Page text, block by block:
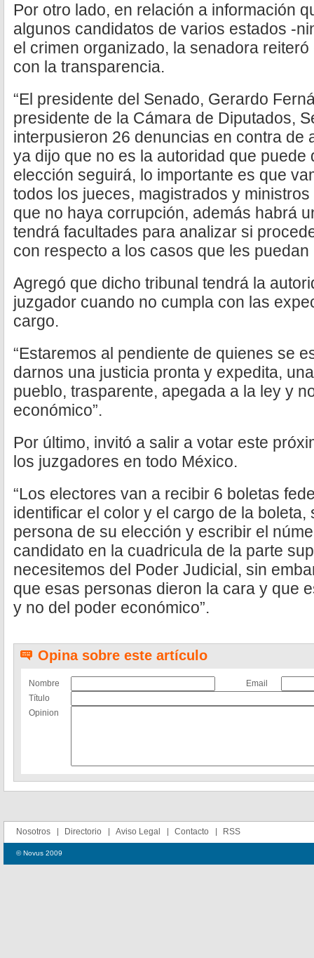
Por otro lado, en relación a información
algunos candidatos de varios estados -
el crimen organizado, la senadora
con la transparencia.
“El presidente del Senado, Gerardo
presidente de la Cámara de Diputados,
interpusieron 26 denuncias en contra de
ya dijo que no es la autoridad que puede
elección seguirá, lo importante es que
todos los jueces, magistrados y
que no haya corrupción, además habrá
tendrá facultades para analizar si
con respecto a los casos que les puedan
Agregó que dicho tribunal tendrá la
juzgador cuando no cumpla con las
cargo.
“Estaremos al pendiente de quienes se
darnos una justicia pronta y expedita,
pueblo, trasparente, apegada a la ley y
económico”.
Por último, invitó a salir a votar este
los juzgadores en todo México.
“Los electores van a recibir 6 boletas
identificar el color y el cargo de la
persona de su elección y escribir el
candidato en la cuadricula de la parte
necesitemos del Poder Judicial, sin
que esas personas dieron la cara y que
y no del poder económico”.
Opina sobre este artículo
Nombre
Email
Título
Opinion
Nosotros Directorio Aviso Legal Contacto RSS
© Novus 2009